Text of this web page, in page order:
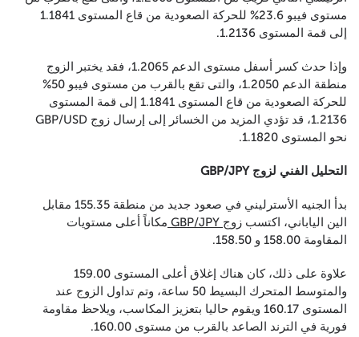
مستوى فيبو 23.6% للحركة الصعودية من قاع المستوى 1.1841
إلى قمة المستوى 1.2136.
وإذا حدث كسر أسفل مستوى الدعم 1.2065، فقد يختبر الزوج
منطقة الدعم 1.2050، والتى تقع بالقرب من مستوى فيبو 50%
للحركة الصعودية من قاع المستوى 1.1841 إلى قمة المستوى
1.2136، قد تؤدي المزيد من الخسائر إلى إرسال زوج GBP/USD
نحو المستوى 1.1820.
التحليل الفني لزوج GBP/JPY
بدأ الجنيه الأسترليني في صعود جديد من منطقة 155.35 مقابل
الين الياباني، اكتسب زوج
مكاناً أعلى مستويات
المقاومة 158.00 و 158.50.
علاوة على ذلك، كان هناك إغلاق أعلى المستوى 159.00
والمتوسط المتحرك البسيط 50 ساعة، وتم تداول الزوج عند
المستوى 160.17 ويقوم حاليا بتعزيز المكاسب، ويلاحظ مقاومة
فورية في الترند الصاعد بالقرب من مستوى 160.00.